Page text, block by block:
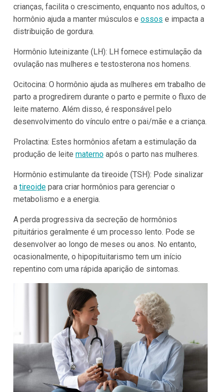
crianças, facilita o crescimento, enquanto nos adultos, o
hormônio ajuda a manter músculos e ossos e impacta a
distribuição de gordura.
Hormônio luteinizante (LH): LH fornece estimulação da
ovulação nas mulheres e testosterona nos homens.
Ocitocina: O hormônio ajuda as mulheres em trabalho de
parto a progredirem durante o parto e permite o fluxo de
leite materno. Além disso, é responsável pelo
desenvolvimento do vínculo entre o pai/mãe e a criança.
Prolactina: Estes hormônios afetam a estimulação da
produção de leite maternoapós o parto nas mulheres.
Hormônio estimulante da tireoide (TSH): Pode sinalizar
a tireoidepara criar hormônios para gerenciar o
metabolismo e a energia.
A perda progressiva da secreção de hormônios
pituitários geralmente é um processo lento. Pode se
desenvolver ao longo de meses ou anos. No entanto,
ocasionalmente, o hipopituitarismo tem um início
repentino com uma rápida aparição de sintomas.